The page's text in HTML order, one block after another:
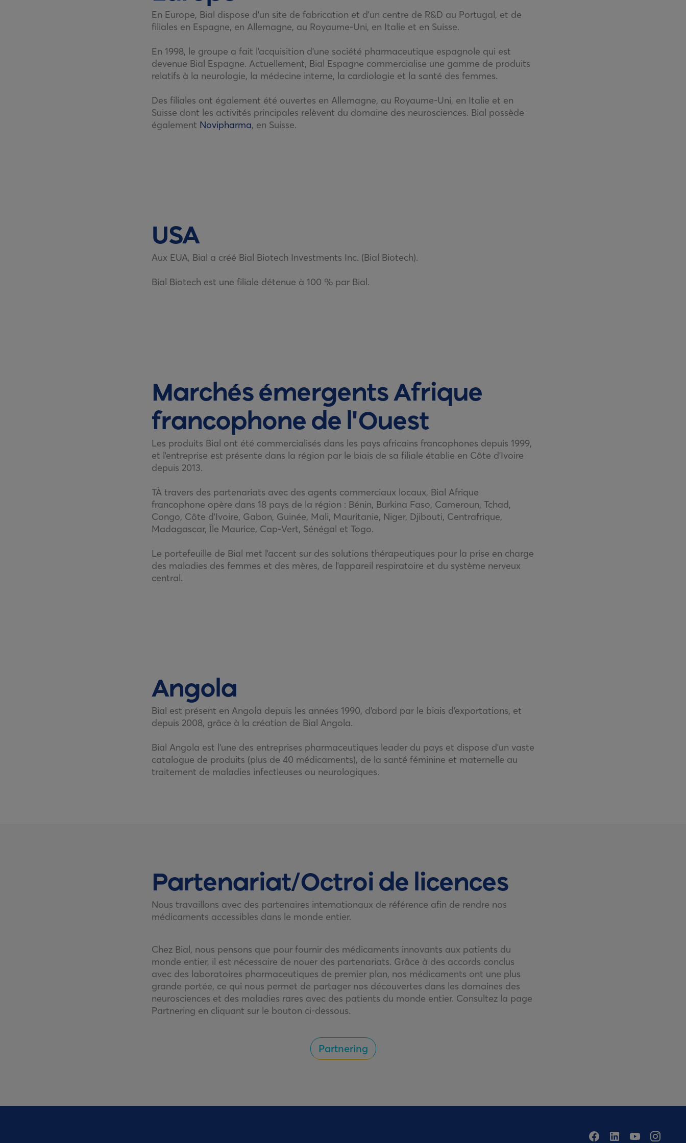
En Europe, Bial dispose d'un site de fabrication et d'un centre de R&D au Portugal, et de
filiales en Espagne, en Allemagne, au Royaume-Uni, en Italie et en Suisse.
En 1998, le groupe a fait l'acquisition d'une société pharmaceutique espagnole qui est
devenue Bial Espagne. Actuellement, Bial Espagne commercialise une gamme de produits
relatifs à la neurologie, la médecine interne, la cardiologie et la santé des femmes.
Des filiales ont également été ouvertes en Allemagne, au Royaume-Uni, en Italie et en
Suisse dont les activités principales relèvent du domaine des neurosciences. Bial possède
également Novipharma, en Suisse.
USA
Aux EUA, Bial a créé Bial Biotech Investments Inc. (Bial Biotech).
Bial Biotech est une filiale détenue à 100 % par Bial.
Marchés émergents Afrique
francophone de l'Ouest
Les produits Bial ont été commercialisés dans les pays africains francophones depuis 1999,
et l'entreprise est présente dans la région par le biais de sa filiale établie en Côte d'Ivoire
depuis 2013.
TÀ travers des partenariats avec des agents commerciaux locaux, Bial Afrique
francophone opère dans 18 pays de la région : Bénin, Burkina Faso, Cameroun, Tchad,
Congo, Côte d'Ivoire, Gabon, Guinée, Mali, Mauritanie, Niger, Djibouti, Centrafrique,
Madagascar, Île Maurice, Cap-Vert, Sénégal et Togo.
Le portefeuille de Bial met l'accent sur des solutions thérapeutiques pour la prise en charge
des maladies des femmes et des mères, de l'appareil respiratoire et du système nerveux
central.
Angola
Bial est présent en Angola depuis les années 1990, d'abord par le biais d'exportations, et
depuis 2008, grâce à la création de Bial Angola.
Bial Angola est l'une des entreprises pharmaceutiques leader du pays et dispose d'un vaste
catalogue de produits (plus de 40 médicaments), de la santé féminine et maternelle au
traitement de maladies infectieuses ou neurologiques.
Partenariat/Octroi de licences
Nous travaillons avec des partenaires internationaux de référence afin de rendre nos
médicaments accessibles dans le monde entier.
Chez Bial, nous pensons que pour fournir des médicaments innovants aux patients du
monde entier, il est nécessaire de nouer des partenariats. Grâce à des accords conclus
avec des laboratoires pharmaceutiques de premier plan, nos médicaments ont une plus
grande portée, ce qui nous permet de partager nos découvertes dans les domaines des
neurosciences et des maladies rares avec des patients du monde entier. Consultez la page
Partnering en cliquant sur le bouton ci-dessous.
Partnering